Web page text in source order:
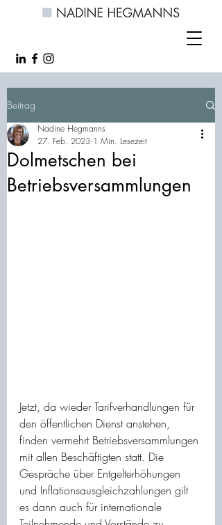
Beitrag
Dolmetschen bei
Betriebsversammlungen
Nadine Hegmanns
27. Feb. 2023 1 Min. Lesezeit
Jetzt, da wieder Tarifverhandlungen für
den öffentlichen Dienst anstehen,
finden vermehrt Betriebsversammlungen
mit allen Beschäftigten statt. Die
Gespräche über Entgelterhöhungen
und Inflationsausgleichzahlungen gilt
es dann auch für internationale